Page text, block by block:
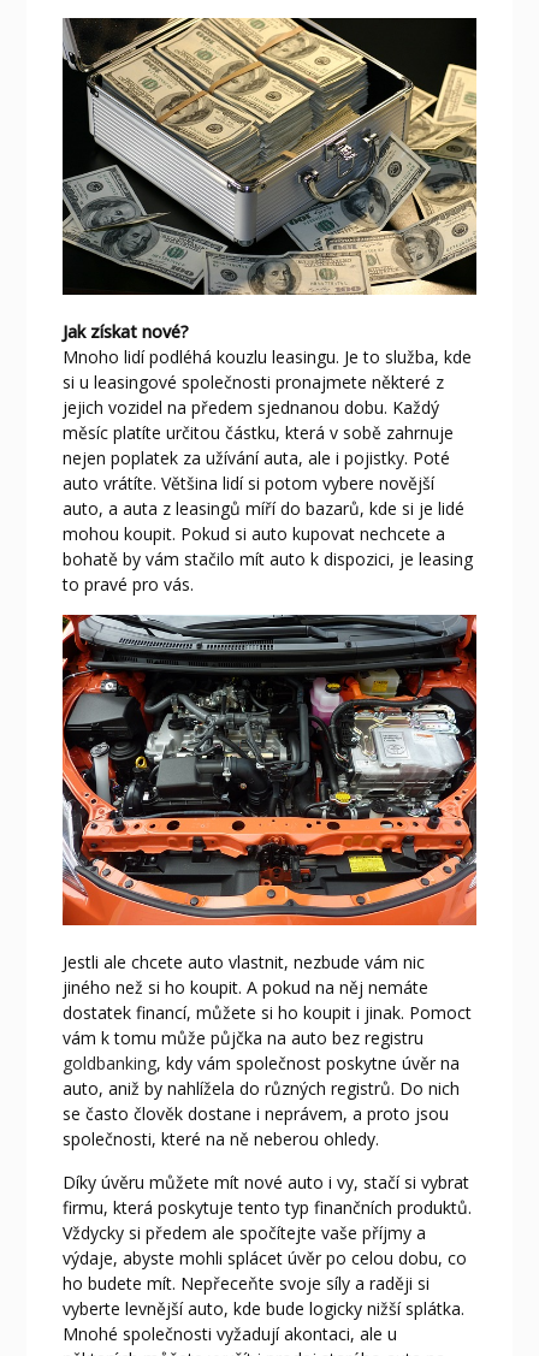
Jak získat nové?
Mnoho lidí podléhá kouzlu leasingu. Je to služba, kde
si u leasingové společnosti pronajmete některé z
jejich vozidel na předem sjednanou dobu. Každý
měsíc platíte určitou částku, která v sobě zahrnuje
nejen poplatek za užívání auta, ale i pojistky. Poté
auto vrátíte. Většina lidí si potom vybere novější
auto, a auta z leasingů míří do bazarů, kde si je lidé
mohou koupit. Pokud si auto kupovat nechcete a
bohatě by vám stačilo mít auto k dispozici, je leasing
to pravé pro vás.
Jestli ale chcete auto vlastnit, nezbude vám nic
jiného než si ho koupit. A pokud na něj nemáte
dostatek financí, můžete si ho koupit i jinak. Pomoct
vám k tomu může půjčka na auto bez registru
goldbanking, kdy vám společnost poskytne úvěr na
auto, aniž by nahlížela do různých registrů. Do nich
se často člověk dostane i neprávem, a proto jsou
společnosti, které na ně neberou ohledy.
Díky úvěru můžete mít nové auto i vy, stačí si vybrat
firmu, která poskytuje tento typ finančních produktů.
Vždycky si předem ale spočítejte vaše příjmy a
výdaje, abyste mohli splácet úvěr po celou dobu, co
ho budete mít. Nepřeceňte svoje síly a raději si
vyberte levnější auto, kde bude logicky nižší splátka.
Mnohé společnosti vyžadují akontaci, ale u